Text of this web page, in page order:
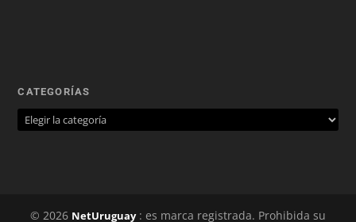
CATEGORÍAS
© 2026 NetUruguay: es marca registrada. Prohibida su